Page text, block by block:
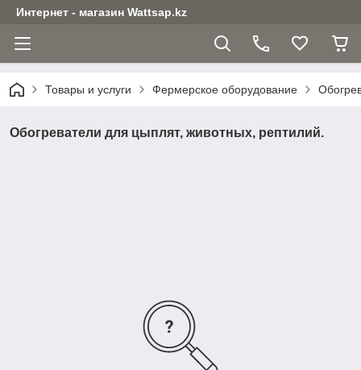
Интернет - магазин Wattsap.kz
Товары и услуги Фермерское оборудование
Обогреватели для цыплят, животных, рептилий.